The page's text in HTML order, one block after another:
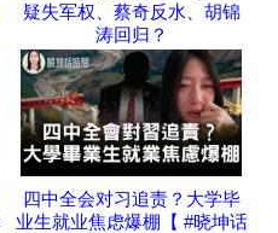
疑失军权、蔡奇反水、胡锦
涛回归？
四中全会对习追责？大学毕
业生就业焦虑爆棚【 #晓坤话